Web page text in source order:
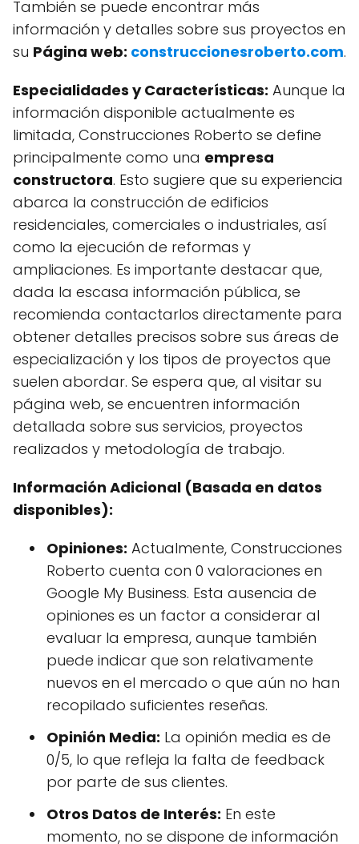
También se puede encontrar más
información y detalles sobre sus proyectos en
su Página web: construccionesroberto.com.
Especialidades y Características: Aunque la
información disponible actualmente es
limitada, Construcciones Roberto se define
principalmente como una empresa
constructora. Esto sugiere que su experiencia
abarca la construcción de edificios
residenciales, comerciales o industriales, así
como la ejecución de reformas y
ampliaciones. Es importante destacar que,
dada la escasa información pública, se
recomienda contactarlos directamente para
obtener detalles precisos sobre sus áreas de
especialización y los tipos de proyectos que
suelen abordar. Se espera que, al visitar su
página web, se encuentren información
detallada sobre sus servicios, proyectos
realizados y metodología de trabajo.
Información Adicional (Basada en datos
disponibles):
Opiniones: Actualmente, Construcciones
Roberto cuenta con 0 valoraciones en
Google My Business. Esta ausencia de
opiniones es un factor a considerar al
evaluar la empresa, aunque también
puede indicar que son relativamente
nuevos en el mercado o que aún no han
recopilado suficientes reseñas.
Opinión Media: La opinión media es de
0/5, lo que refleja la falta de feedback
por parte de sus clientes.
Otros Datos de Interés: En este
momento, no se dispone de información